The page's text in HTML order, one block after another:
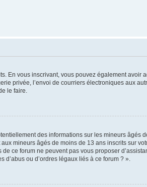
En vous inscrivant, vous pouvez également avoir
privée, l’envoi de courriers électroniques aux
le faire.
des informations sur les mineurs âgés
mineurs âgés de moins de 13 ans inscrits sur
ce forum ne peuvent pas vous proposer
ou d’ordres légaux liés à ce forum ? ».